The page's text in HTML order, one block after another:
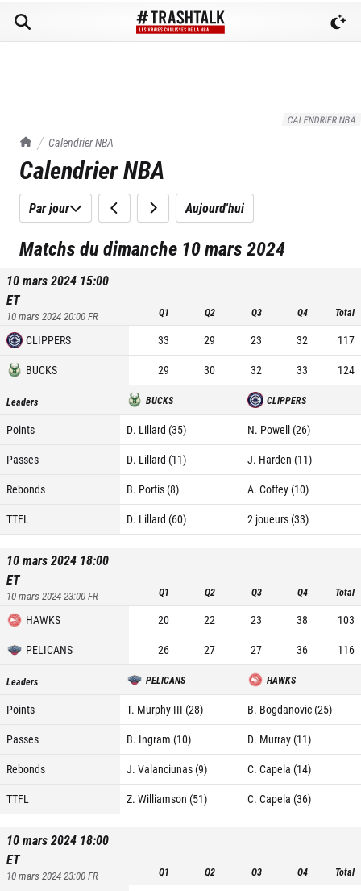
CALENDRIER NBA
TrashTalk Actu NBA
Calendrier NBA
Calendrier NBA
Par jour Aujourd'hui
Matchs du dimanche 10 mars 2024
10 mars 2024 15:00
ET
10 mars 2024 20:00FR Q1 Q2 Q3 Q4 Total
CLIPPERS 33 29 23 32
117
BUCKS
29 30 32 33 124
Leaders BUCKS CLIPPERS
Points D. Lillard (35)
N. Powell (26)
Passes
D. Lillard (11)
J. Harden (11)
Rebonds
B. Portis (8)
A. Coffey (10)
TTFL
D. Lillard (60) 2 joueurs (33)
10 mars 2024 18:00
ET
10 mars 2024 23:00FR Q1 Q2 Q3 Q4 Total
HAWKS 20 22 23 38
103
PELICANS
26 27 27 36 116
Leaders PELICANS HAWKS
Points T. Murphy III (28)
B. Bogdanovic (25)
Passes
B. Ingram (10)
D. Murray (11)
Rebonds
J. Valanciunas (9)
C. Capela (14)
TTFL
Z. Williamson (51) C. Capela (36)
10 mars 2024 18:00
ET
10 mars 2024 23:00FR Q1 Q2 Q3 Q4 Total